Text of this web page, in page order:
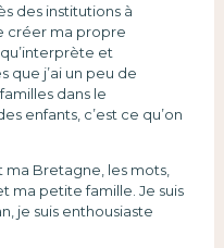
des institutions à
créer ma propre
et
que j’ai un peu de
dans le
enfants, c’est ce qu’on
ma Bretagne, les mots,
ma petite famille. Je suis
je suis enthousiaste